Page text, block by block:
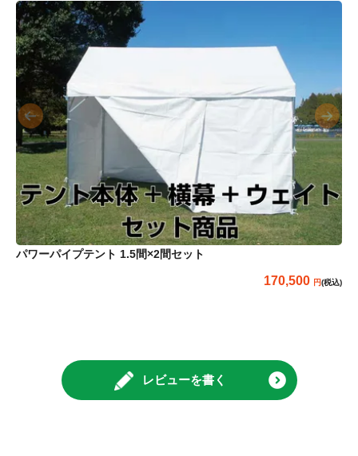
パワーパイプテント 1.5間×2間セット
170,500 (税込)
レビューを書く